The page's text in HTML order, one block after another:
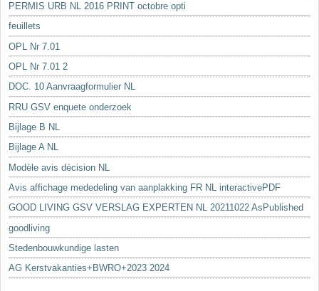
PERMIS URB NL 2016 PRINT octobre opti
feuillets
OPL Nr 7.01
OPL Nr 7.01 2
DOC. 10 Aanvraagformulier NL
RRU GSV enquete onderzoek
Bijlage B NL
Bijlage A NL
Modèle avis décision NL
Avis affichage mededeling van aanplakking FR NL interactivePDF
GOOD LIVING GSV VERSLAG EXPERTEN NL 20211022 AsPublished
goodliving
Stedenbouwkundige lasten
AG Kerstvakanties+BWRO+2023 2024